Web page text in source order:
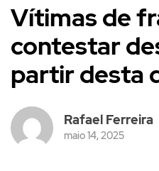
Vítimas de
contestar
partir desta
Rafael Ferreira
maio 14, 2025